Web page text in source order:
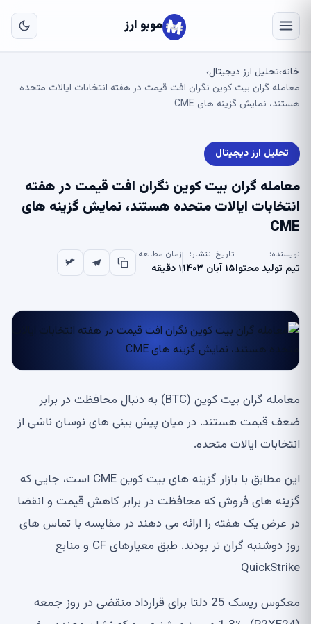
موبو ارز
خانه›تحلیل ارز دیجیتال›
معامله گران بیت کوین نگران افت قیمت در هفته انتخابات ایالات متحده
هستند، نمایش گزینه های CME
تحلیل ارز دیجیتال
معامله گران بیت کوین نگران افت قیمت در هفته
انتخابات ایالات متحده هستند، نمایش گزینه های
CME
نویسنده:
تیم تولید محتوا
تاریخ انتشار:
۱۵ آبان ۱۴۰۳
زمان مطالعه:
۱ دقیقه
معامله گران بیت کوین (BTC) به دنبال محافظت در برابر
ضعف قیمت هستند. در میان پیش بینی های نوسان ناشی از
انتخابات ایالات متحده.
این مطابق با بازار گزینه های بیت کوین CME است، جایی که
گزینه های فروش که محافظت در برابر کاهش قیمت و انقضا
در عرض یک هفته را ارائه می دهند در مقایسه با تماس های
روز دوشنبه گران تر بودند. طبق معیارهای CF و منابع
QuickStrike
معکوس ریسک 25 دلتا برای قرارداد منقضی در روز جمعه